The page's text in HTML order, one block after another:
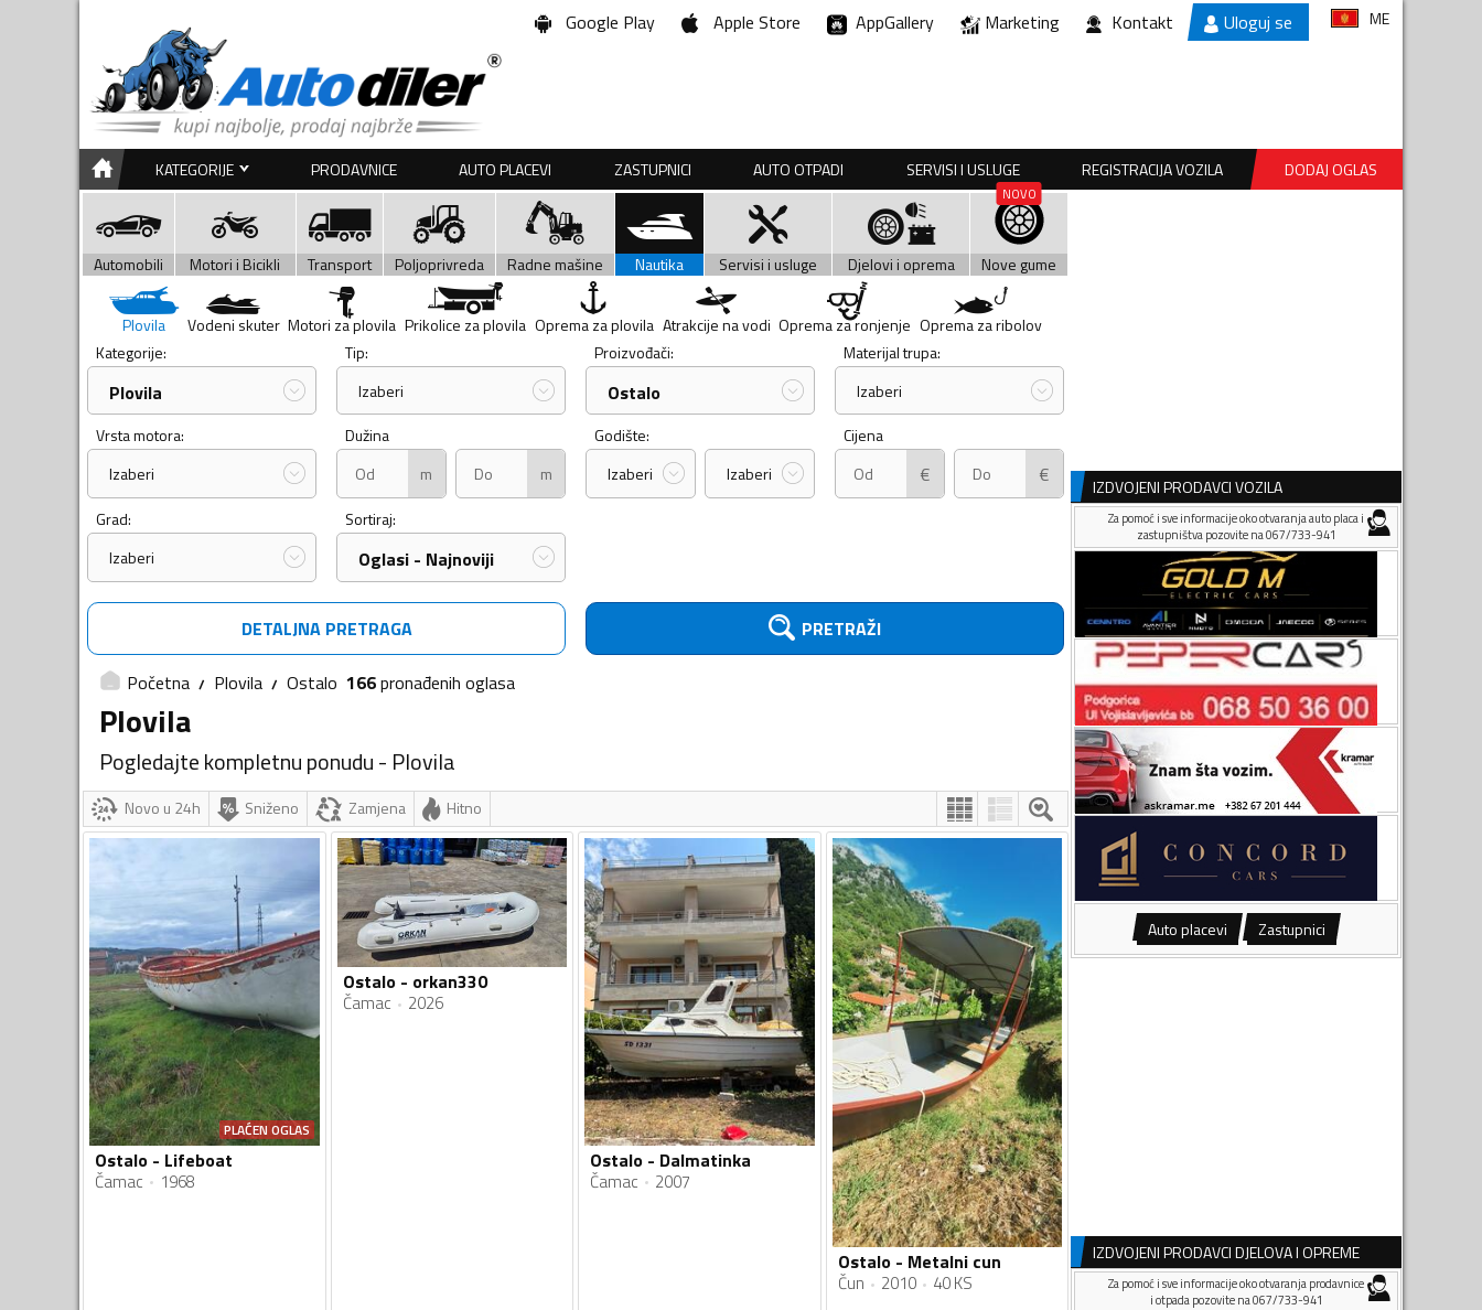
Google Play Apple Store AppGallery Marketing Kontakt Uloguj se ME
KATEGORIJE PRODAVNICE AUTO PLACEVI ZASTUPNICI AUTO OTPADI SERVISI I USLUGE REGISTRACIJA VOZILA DODAJ OGLAS
Automobili Motori i Bicikli Transport Poljoprivreda Radne mašine Nautika Servisi i usluge Djelovi i oprema Nove gume
Plovila Vodeni skuter Motori za plovila Prikolice za plovila Oprema za plovila Atrakcije na vodi Oprema za ronjenje Oprema za ribolov
Kategorije:
Plovila
Tip:
Izaberi
Proizvođači:
Ostalo
Materijal trupa:
Izaberi
Vrsta motora:
Izaberi
Dužina
m
m
Godište:
Izaberi
Izaberi
Cijena
€ €
Grad:
Izaberi
Sortiraj:
Oglasi - Najnoviji
DETALJNA PRETRAGA PRETRAŽI
Početna Plovila Ostalo 166pronađenih oglasa
Plovila
Pogledajte kompletnu ponudu - Plovila
Novo u 24h Sniženo Zamjena Hitno
PLAĆEN OGLAS
Ostalo - Lifeboat
Čamac 1968
Ostalo - orkan330
Čamac 2026
Ostalo - Dalmatinka
Čamac 2007
Ostalo - Metalni cun
Čun 2010 40 KS
IZDVOJENI PRODAVCI VOZILA
Za pomoć i sve informacije oko otvaranja auto placa i
zastupništva pozovite na 067/733-941
Auto placevi Zastupnici
IZDVOJENI PRODAVCI DJELOVA I OPREME
Za pomoć i sve informacije oko otvaranja prodavnice
i otpada pozovite na 067/733-941